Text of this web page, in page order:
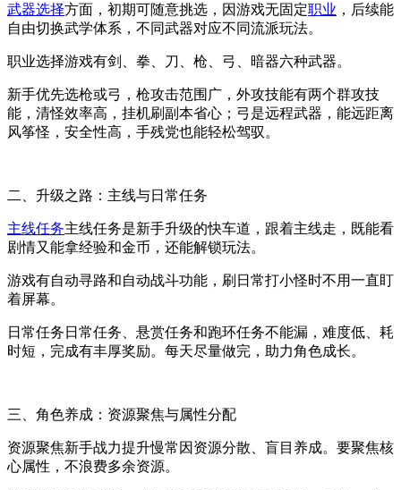
武器选择方面，初期可随意挑选，因游戏无固定职业 ，后续能
自由切换武学体系，不同武器对应不同流派玩法。
职业选择游戏有剑、拳、刀、枪、弓、暗器六种武器。
新手优先选枪或弓，枪攻击范围广，外攻技能有两个群攻技
能，清怪效率高，挂机刷副本省心；弓是远程武器，能远距离
风筝怪，安全性高，手残党也能轻松驾驭。
二、升级之路：主线与日常任务
主线任务主线任务是新手升级的快车道，跟着主线走，既能看
剧情又能拿经验和金币，还能解锁玩法。
游戏有自动寻路和自动战斗功能，刷日常打小怪时不用一直盯
着屏幕。
日常任务日常任务、悬赏任务和跑环任务不能漏，难度低、耗
时短，完成有丰厚奖励。每天尽量做完，助力角色成长。
三、角色养成：资源聚焦与属性分配
资源聚焦新手战力提升慢常因资源分散、盲目养成。要聚焦核
心属性，不浪费多余资源。